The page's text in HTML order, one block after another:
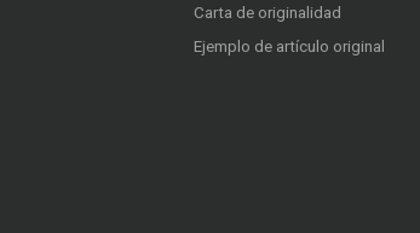
Carta de originalidad
Ejemplo de artículo original